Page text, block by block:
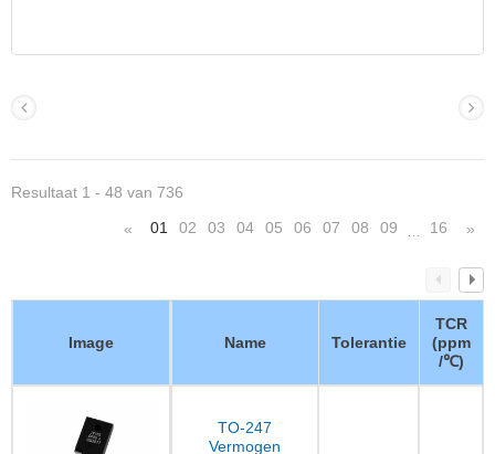
Resultaat 1 - 48 van 736
« 01 02 03 04 05 06 07 08 09 … 16 »
Image Name Tolerantie
TCR
(ppm
/℃)
TO-247
Vermogen